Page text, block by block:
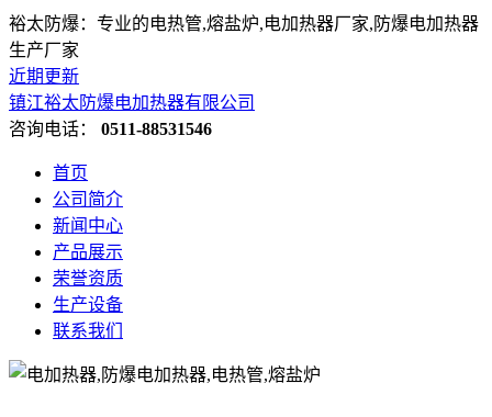
裕太防爆：专业的电热管,熔盐炉,电加热器厂家,防爆电加热器
生产厂家
近期更新
镇江裕太防爆电加热器有限公司
咨询电话： 0511-88531546
首页
公司简介
新闻中心
产品展示
荣誉资质
生产设备
联系我们